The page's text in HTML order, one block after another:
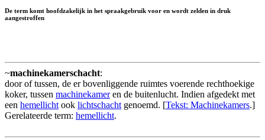
De term komt hoofdzakelijk in het spraakgebruik voor en wordt zelden in druk
aangestroffen
~machinekamerschacht:
door of tussen, de er bovenliggende ruimtes voerende rechthoekige
koker, tussen machinekameren de buitenlucht. Indien afgedekt met
een hemellicht ook lichtschacht genoemd. [Tekst: Machinekamers.]
Gerelateerde term: hemellicht.